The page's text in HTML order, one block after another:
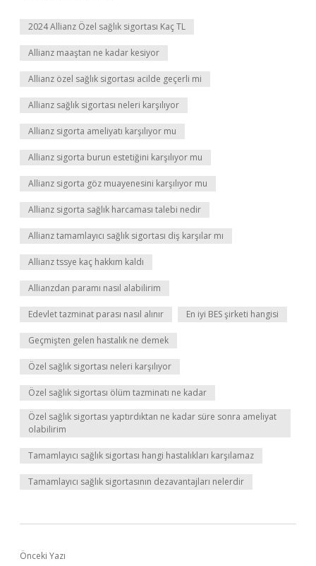
2024 Allianz Özel sağlık sigortası Kaç TL
Allianz maaştan ne kadar kesiyor
Allianz özel sağlık sigortası acilde geçerli mi
Allianz sağlık sigortası neleri karşılıyor
Allianz sigorta ameliyatı karşılıyor mu
Allianz sigorta burun estetiğini karşılıyor mu
Allianz sigorta göz muayenesini karşılıyor mu
Allianz sigorta sağlık harcaması talebi nedir
Allianz tamamlayıcı sağlık sigortası diş karşılar mı
Allianz tssye kaç hakkım kaldı
Allianzdan paramı nasıl alabilirim
Edevlet tazminat parası nasıl alınır En iyi BES şirketi hangisi
Geçmişten gelen hastalık ne demek
Özel sağlık sigortası neleri karşılıyor
Özel sağlık sigortası ölüm tazminatı ne kadar
Özel sağlık sigortası yaptırdıktan ne kadar süre sonra ameliyat
olabilirim
Tamamlayıcı sağlık sigortası hangi hastalıkları karşılamaz
Tamamlayıcı sağlık sigortasının dezavantajları nelerdir
Önceki Yazı